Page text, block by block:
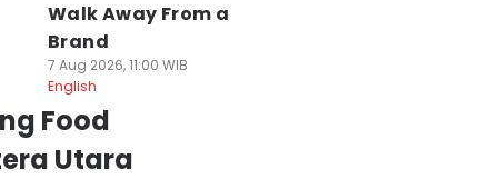
Walk Away From a
Brand
7 Aug 2026, 11:00 WIB
English
Food
Utara